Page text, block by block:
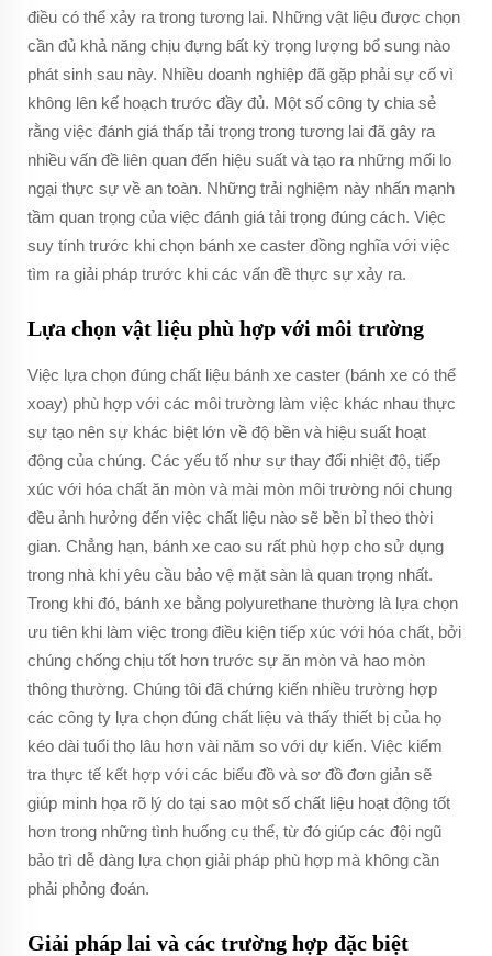
điều có thể xảy ra trong tương lai. Những vật liệu được chọn
cần đủ khả năng chịu đựng bất kỳ trọng lượng bổ sung nào
phát sinh sau này. Nhiều doanh nghiệp đã gặp phải sự cố vì
không lên kế hoạch trước đầy đủ. Một số công ty chia sẻ
rằng việc đánh giá thấp tải trọng trong tương lai đã gây ra
nhiều vấn đề liên quan đến hiệu suất và tạo ra những mối lo
ngại thực sự về an toàn. Những trải nghiệm này nhấn mạnh
tầm quan trọng của việc đánh giá tải trọng đúng cách. Việc
suy tính trước khi chọn bánh xe caster đồng nghĩa với việc
tìm ra giải pháp trước khi các vấn đề thực sự xảy ra.
Lựa chọn vật liệu phù hợp với môi trường
Việc lựa chọn đúng chất liệu bánh xe caster (bánh xe có thể
xoay) phù hợp với các môi trường làm việc khác nhau thực
sự tạo nên sự khác biệt lớn về độ bền và hiệu suất hoạt
động của chúng. Các yếu tố như sự thay đổi nhiệt độ, tiếp
xúc với hóa chất ăn mòn và mài mòn môi trường nói chung
đều ảnh hưởng đến việc chất liệu nào sẽ bền bỉ theo thời
gian. Chẳng hạn, bánh xe cao su rất phù hợp cho sử dụng
trong nhà khi yêu cầu bảo vệ mặt sàn là quan trọng nhất.
Trong khi đó, bánh xe bằng polyurethane thường là lựa chọn
ưu tiên khi làm việc trong điều kiện tiếp xúc với hóa chất, bởi
chúng chống chịu tốt hơn trước sự ăn mòn và hao mòn
thông thường. Chúng tôi đã chứng kiến nhiều trường hợp
các công ty lựa chọn đúng chất liệu và thấy thiết bị của họ
kéo dài tuổi thọ lâu hơn vài năm so với dự kiến. Việc kiểm
tra thực tế kết hợp với các biểu đồ và sơ đồ đơn giản sẽ
giúp minh họa rõ lý do tại sao một số chất liệu hoạt động tốt
hơn trong những tình huống cụ thể, từ đó giúp các đội ngũ
bảo trì dễ dàng lựa chọn giải pháp phù hợp mà không cần
phải phỏng đoán.
Giải pháp lai và các trường hợp đặc biệt